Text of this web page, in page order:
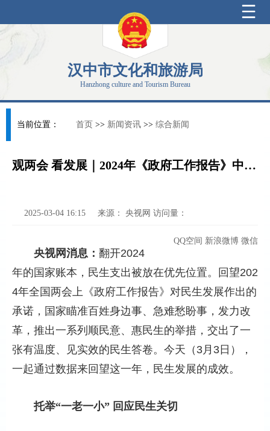
汉中市文化和旅游局
Hanzhong culture and Tourism Bureau
当前位置： 首页 >> 新闻资讯 >> 综合新闻
观两会 看发展｜2024年《政府工作报告》中的承诺变成美好现实
2025-03-04 16:15 来源： 央视网 访问量：
QQ空间 新浪微博 微信
央视网消息： 翻开2024
年的国家账本，民生支出被放在优先位置。回望202
4年全国两会上《政府工作报告》对民生发展作出的
承诺，国家瞄准百姓身边事、急难愁盼事，发力改
革，推出一系列顺民意、惠民生的举措，交出了一
张有温度、见实效的民生答卷。今天（3月3日），
一起通过数据来回望这一年，民生发展的成效。
托举“一老一小” 回应民生关切